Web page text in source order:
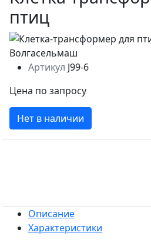
птиц
Артикул J99-6
Цена по запросу
Нет в наличии
Описание
Характеристики